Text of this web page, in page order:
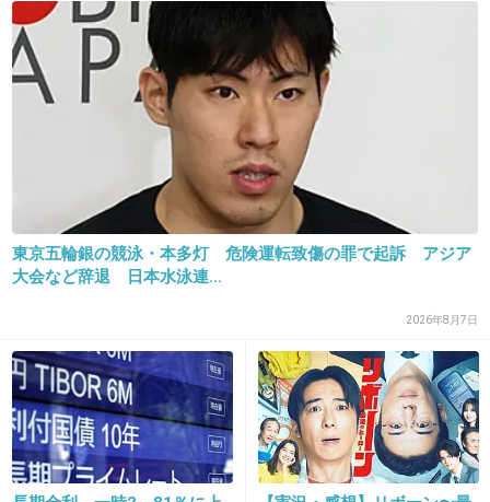
もんね、お金使うことたくさんあるよね。
立派な東京オリンピックになってほしいけど予算のために
ブラックなことは起きませんようにww
2015/07/20(月) 15:43:57
こういう対策にお金使うべきなんだよ、森喜ろ
う害さん
24. 匿名2015/07/20(月) 15:45:03
5月後半の子供の運動会ですら
練習中に熱中症で運ばれたり暑くて一部競技中
東京五輪銀の競泳・本多灯 危険運転致傷の罪で起訴 アジア
大会など辞退 日本水泳連...
2026年8月7日